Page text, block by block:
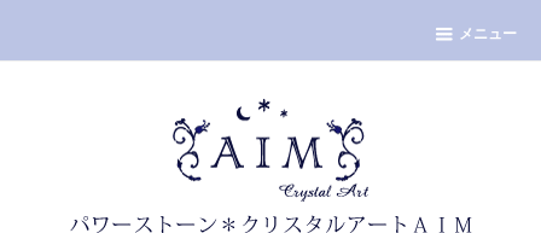
メニュー